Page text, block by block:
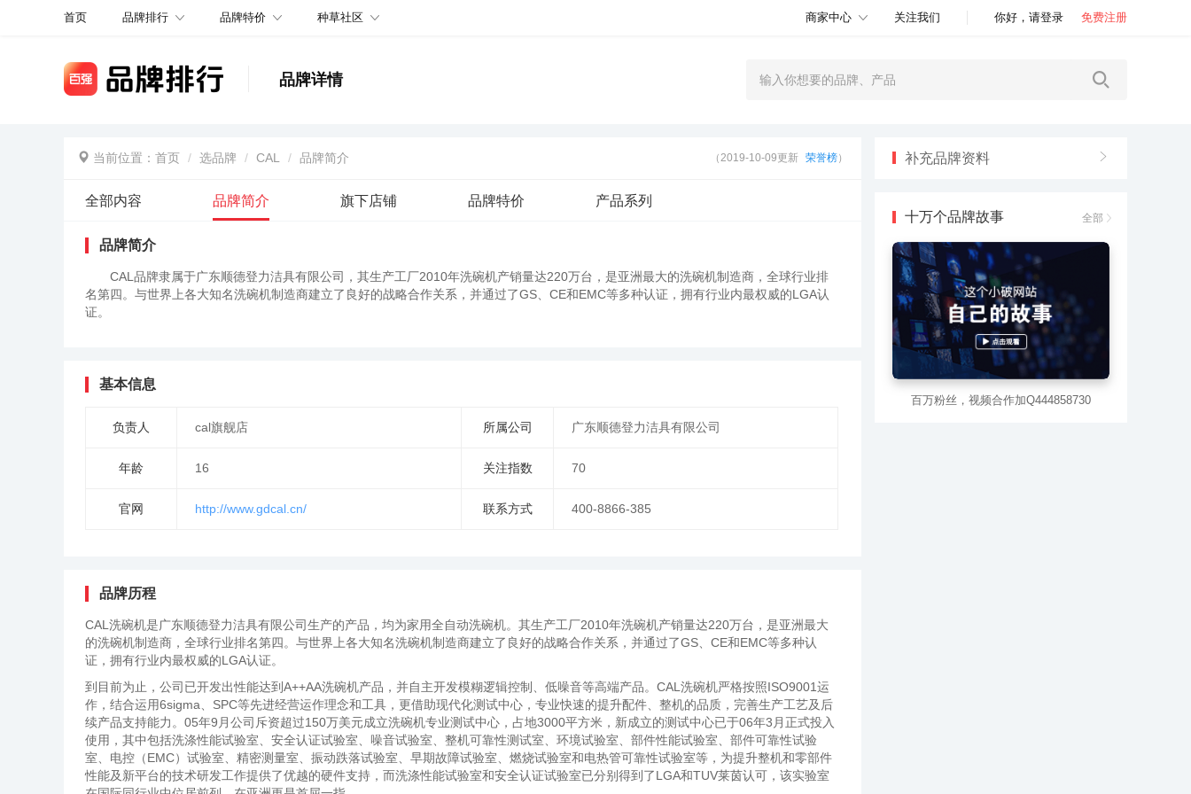
首页 品牌排行 品牌特价 种草社区 商家中心 关注我们 你好，请登录 免费注册
品牌详情
当前位置： 首页 选品牌 CAL 品牌简介 （2019-10-09更新 荣誉榜）
全部内容 品牌简介 旗下店铺 品牌特价 产品系列
品牌简介
CAL品牌隶属于广东顺德登力洁具有限公司，其生产工厂2010年洗碗机产销量达220万台，是亚洲最大的洗碗机制造商，全球行业排
名第四。与世界上各大知名洗碗机制造商建立了良好的战略合作关系，并通过了GS、CE和EMC等多种认证，拥有行业内最权威的LGA认
证。
基本信息
负责人 cal旗舰店 所属公司 广东顺德登力洁具有限公司
年龄 16 关注指数 70
官网 http://www.gdcal.cn/ 联系方式 400-8866-385
品牌历程
CAL洗碗机是广东顺德登力洁具有限公司生产的产品，均为家用全自动洗碗机。其生产工厂2010年洗碗机产销量达220万台，是亚洲最大
的洗碗机制造商，全球行业排名第四。与世界上各大知名洗碗机制造商建立了良好的战略合作关系，并通过了GS、CE和EMC等多种认
证，拥有行业内最权威的LGA认证。
到目前为止，公司已开发出性能达到A++AA洗碗机产品，并自主开发模糊逻辑控制、低噪音等高端产品。CAL洗碗机严格按照ISO9001运
作，结合运用6sigma、SPC等先进经营运作理念和工具，更借助现代化测试中心，专业快速的提升配件、整机的品质，完善生产工艺及后
续产品支持能力。05年9月公司斥资超过150万美元成立洗碗机专业测试中心，占地3000平方米，新成立的测试中心已于06年3月正式投入
使用，其中包括洗涤性能试验室、安全认证试验室、噪音试验室、整机可靠性测试室、环境试验室、部件性能试验室、部件可靠性试验
室、电控（EMC）试验室、精密测量室、振动跌落试验室、早期故障试验室、燃烧试验室和电热管可靠性试验室等，为提升整机和零部件
性能及新平台的技术研发工作提供了优越的硬件支持，而洗涤性能试验室和安全认证试验室已分别得到了LGA和TUV莱茵认可，该实验室
补充品牌资料
十万个品牌故事 全部
百万粉丝，视频合作加Q444858730